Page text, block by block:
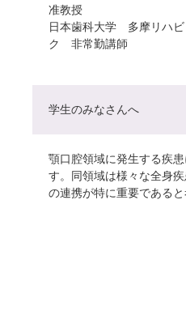
准教授
日本歯科大学 多摩リハビ
ク 非常勤講師
学生のみなさんへ
顎口腔領域に発生する疾
す。同領域は様々な全身
の連携が特に重要であると